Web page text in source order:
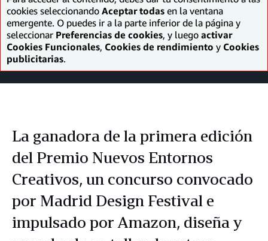
cookies seleccionando Aceptar todas en la ventana
emergente. O puedes ir a la parte inferior de la página y
seleccionar Preferencias de cookies, y luego activar
Cookies Funcionales, Cookies de rendimiento y Cookies
publicitarias.
La ganadora de la primera edición
del Premio Nuevos Entornos
Creativos, un concurso convocado
por Madrid Design Festival e
impulsado por Amazon, diseña y